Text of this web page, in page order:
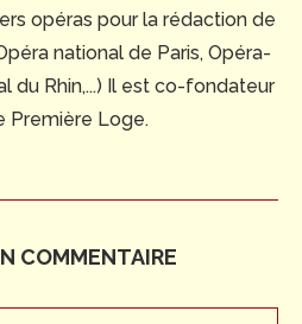
opéras pour la rédaction de
national de Paris, Opéra-
du Rhin,...) Il est co-fondateur
Première Loge.
COMMENTAIRE